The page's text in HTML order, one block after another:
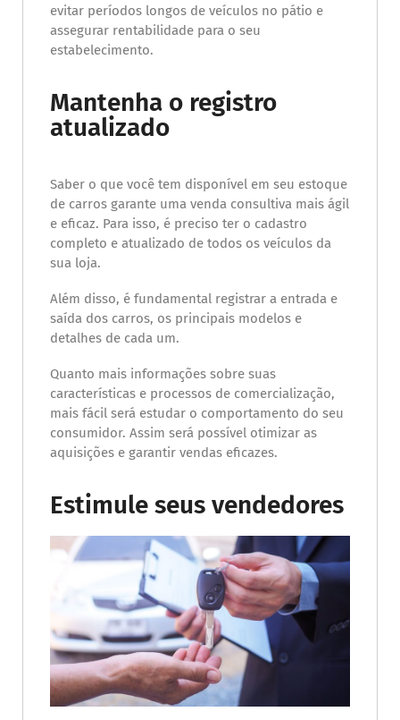
evitar períodos longos de veículos no pátio e
assegurar rentabilidade para o seu
estabelecimento.
Mantenha o registro
atualizado
Saber o que você tem disponível em seu estoque
de carros garante uma venda consultiva mais ágil
e eficaz. Para isso, é preciso ter o cadastro
completo e atualizado de todos os veículos da
sua loja.
Além disso, é fundamental registrar a entrada e
saída dos carros, os principais modelos e
detalhes de cada um.
Quanto mais informações sobre suas
características e processos de comercialização,
mais fácil será estudar o comportamento do seu
consumidor. Assim será possível otimizar as
aquisições e garantir vendas eficazes.
Estimule seus vendedores